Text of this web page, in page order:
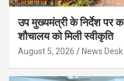
उप मुख्यमंत्री के निर्देश पर
शौचालय को मिली स्वीकृति
August 5, 2026 News Desk